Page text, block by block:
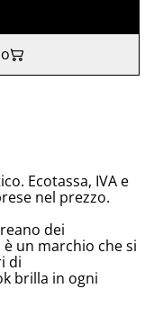
Ecotassa, IVA e
nel prezzo.
dei
un marchio che si
di
brilla in ogni